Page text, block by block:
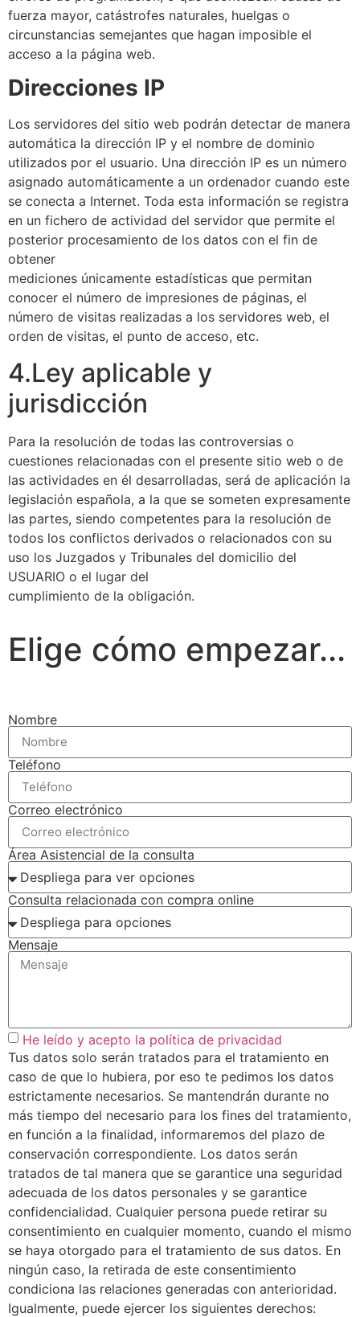
fuerza mayor, catástrofes naturales, huelgas o
circunstancias semejantes que hagan imposible el
acceso a la página web.
Direcciones IP
Los servidores del sitio web podrán detectar de manera
automática la dirección IP y el nombre de dominio
utilizados por el usuario. Una dirección IP es un número
asignado automáticamente a un ordenador cuando este
se conecta a Internet. Toda esta información se registra
en un fichero de actividad del servidor que permite el
posterior procesamiento de los datos con el fin de
obtener
mediciones únicamente estadísticas que permitan
conocer el número de impresiones de páginas, el
número de visitas realizadas a los servidores web, el
orden de visitas, el punto de acceso, etc.
4.Ley aplicable y
jurisdicción
Para la resolución de todas las controversias o
cuestiones relacionadas con el presente sitio web o de
las actividades en él desarrolladas, será de aplicación la
legislación española, a la que se someten expresamente
las partes, siendo competentes para la resolución de
todos los conflictos derivados o relacionados con su
uso los Juzgados y Tribunales del domicilio del
USUARIO o el lugar del
cumplimiento de la obligación.
Elige cómo empezar...
Nombre
Teléfono
Correo electrónico
Área Asistencial de la consulta
Consulta relacionada con compra online
Mensaje
He leído y acepto la política de privacidad
Tus datos solo serán tratados para el tratamiento en
caso de que lo hubiera, por eso te pedimos los datos
estrictamente necesarios. Se mantendrán durante no
más tiempo del necesario para los fines del tratamiento,
en función a la finalidad, informaremos del plazo de
conservación correspondiente. Los datos serán
tratados de tal manera que se garantice una seguridad
adecuada de los datos personales y se garantice
confidencialidad. Cualquier persona puede retirar su
consentimiento en cualquier momento, cuando el mismo
se haya otorgado para el tratamiento de sus datos. En
ningún caso, la retirada de este consentimiento
condiciona las relaciones generadas con anterioridad.
Igualmente, puede ejercer los siguientes derechos: